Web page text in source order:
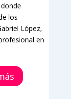
los
López,
en